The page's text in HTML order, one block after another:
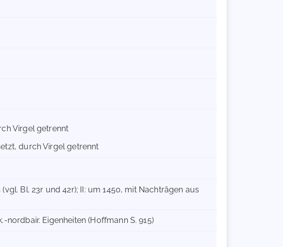
Virgel getrennt
durch Virgel getrennt
Bl. 23r und 42r); II: um 1450, mit Nachträgen aus
nordbair. Eigenheiten (Hoffmann S. 915)